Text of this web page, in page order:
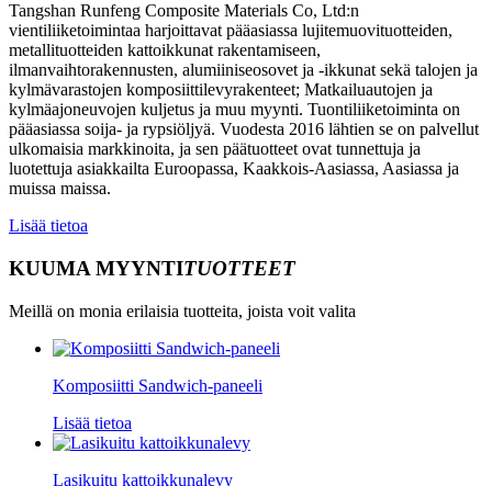
Tangshan Runfeng Composite Materials Co, Ltd:n
vientiliiketoimintaa harjoittavat pääasiassa lujitemuovituotteiden,
metallituotteiden kattoikkunat rakentamiseen,
ilmanvaihtorakennusten, alumiiniseosovet ja -ikkunat sekä talojen ja
kylmävarastojen komposiittilevyrakenteet; Matkailuautojen ja
kylmäajoneuvojen kuljetus ja muu myynti. Tuontiliiketoiminta on
pääasiassa soija- ja rypsiöljyä. Vuodesta 2016 lähtien se on palvellut
ulkomaisia ​​markkinoita, ja sen päätuotteet ovat tunnettuja ja
luotettuja asiakkailta Euroopassa, Kaakkois-Aasiassa, Aasiassa ja
muissa maissa.
Lisää tietoa
KUUMA MYYNTITUOTTEET
Meillä on monia erilaisia ​​tuotteita, joista voit valita
Komposiitti Sandwich-paneeli
Lisää tietoa
Lasikuitu kattoikkunalevy